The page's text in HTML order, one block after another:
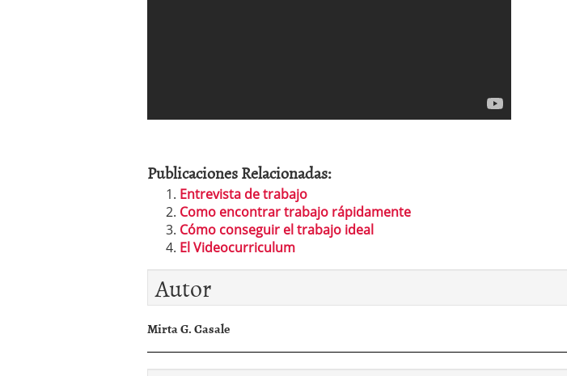
Publicaciones Relacionadas:
Entrevista de trabajo
Como encontrar trabajo rápidamente
Cómo conseguir el trabajo ideal
El Videocurriculum
Autor
Mirta G. Casale